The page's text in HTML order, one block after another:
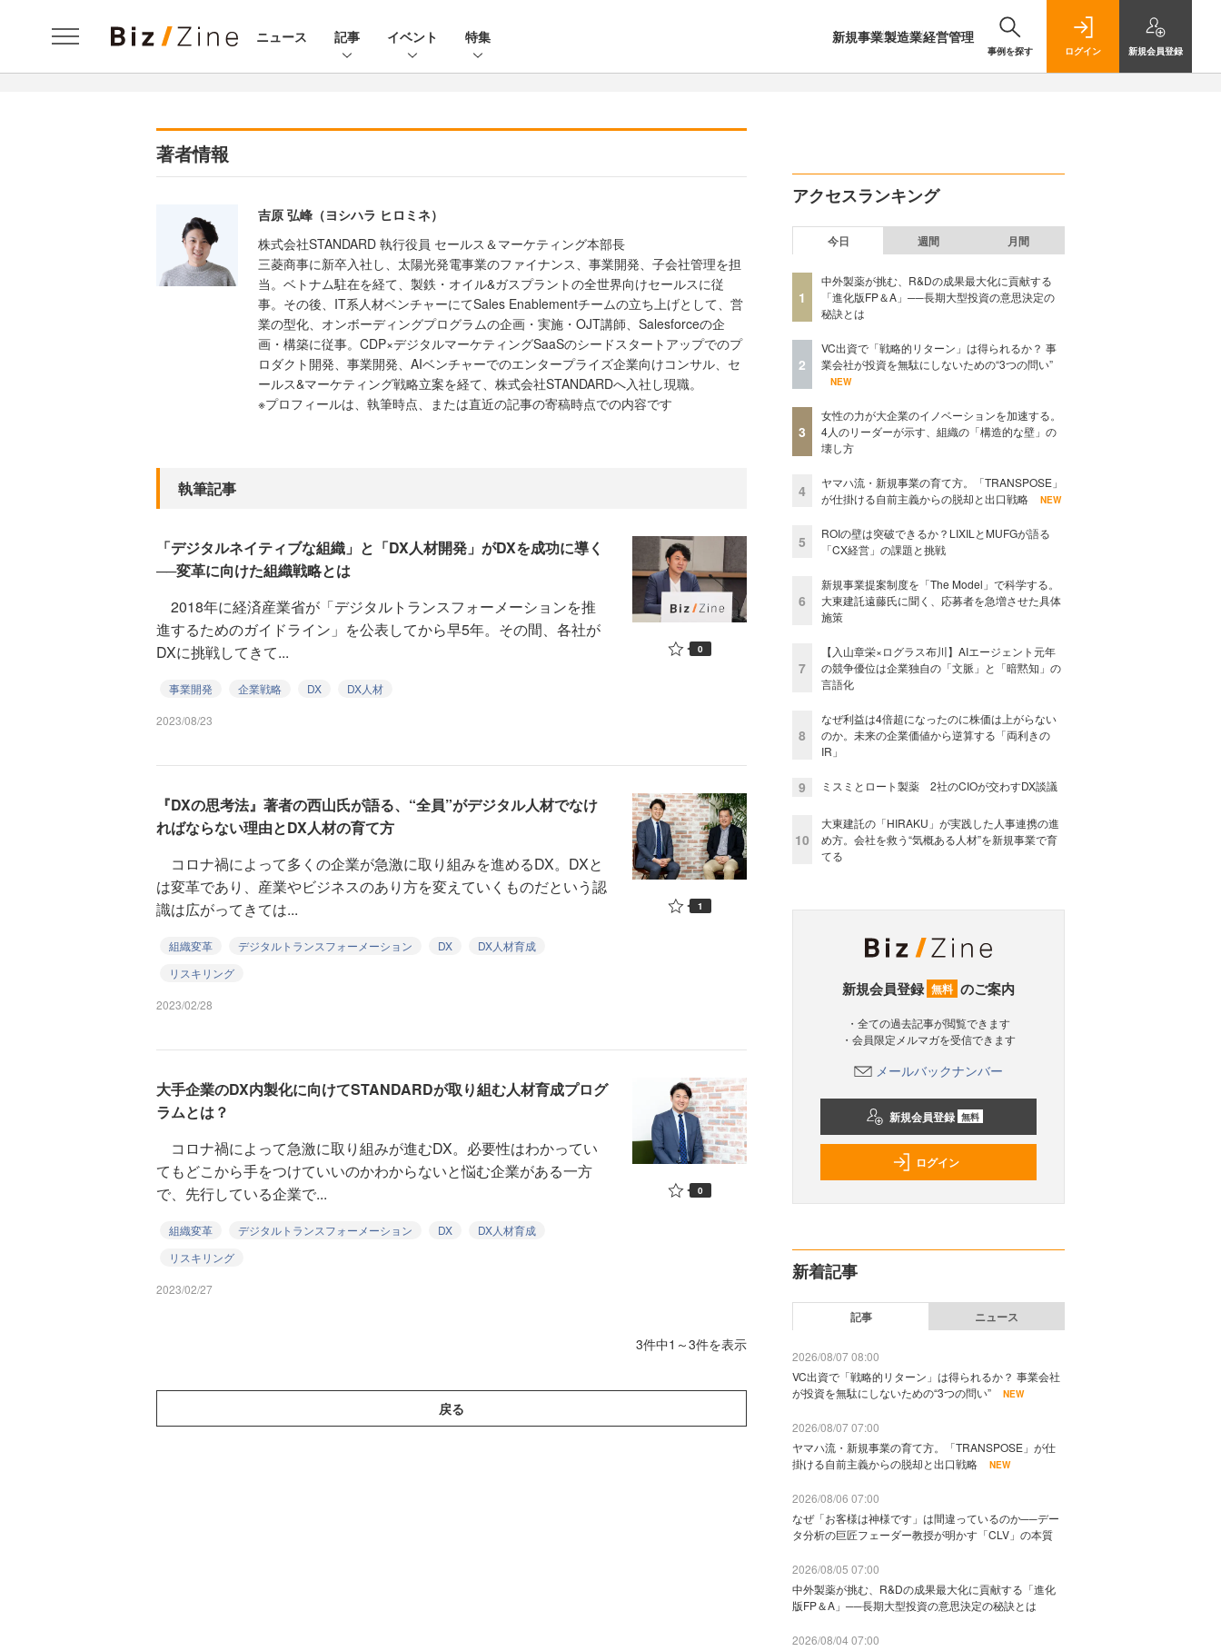
ニュース 記事 イベント 特集 新規事業製造業経営管理
事例を探す ログイン 新規会員登録
著者情報
吉原 弘峰（ヨシハラ ヒロミネ）
株式会社STANDARD 執行役員 セールス＆マーケティング本部長
三菱商事に新卒入社し、太陽光発電事業のファイナンス、事業開発、子会社管理を担
当。ベトナム駐在を経て、製鉄・オイル&ガスプラントの全世界向けセールスに従
事。その後、IT系人材ベンチャーにてSales Enablementチームの立ち上げとして、営
業の型化、オンボーディングプログラムの企画・実施・OJT講師、Salesforceの企
画・構築に従事。CDP×デジタルマーケティングSaaSのシードスタートアップでのプ
ロダクト開発、事業開発、AIベンチャーでのエンタープライズ企業向けコンサル、セ
ールス&マーケティング戦略立案を経て、株式会社STANDARDへ入社し現職。
※プロフィールは、執筆時点、または直近の記事の寄稿時点での内容です
執筆記事
「デジタルネイティブな組織」と「DX人材開発」がDXを成功に導く
──変革に向けた組織戦略とは
2018年に経済産業省が「デジタルトランスフォーメーションを推
進するためのガイドライン」を公表してから早5年。その間、各社が
DXに挑戦してきて...
事業開発 企業戦略 DX DX人材
2023/08/23
0
『DXの思考法』著者の西山氏が語る、“全員”がデジタル人材でなけ
ればならない理由とDX人材の育て方
コロナ禍によって多くの企業が急激に取り組みを進めるDX。DXと
は変革であり、産業やビジネスのあり方を変えていくものだという認
識は広がってきては...
組織変革 デジタルトランスフォーメーション DX
DX人材育成
リスキリング
2023/02/28
1
大手企業のDX内製化に向けてSTANDARDが取り組む人材育成プログ
ラムとは？
コロナ禍によって急激に取り組みが進むDX。必要性はわかってい
てもどこから手をつけていいのかわからないと悩む企業がある一方
で、先行している企業で...
組織変革 デジタルトランスフォーメーション DX
DX人材育成
リスキリング
2023/02/27
0
3件中1～3件を表示
戻る
アクセスランキング
今日 週間 月間
1
中外製薬が挑む、R&Dの成果最大化に貢献する
「進化版FP＆A」──長期大型投資の意思決定の
秘訣とは
2
VC出資で「戦略的リターン」は得られるか？ 事
業会社が投資を無駄にしないための“3つの問い”
NEW
3
女性の力が大企業のイノベーションを加速する。
4人のリーダーが示す、組織の「構造的な壁」の
壊し方
4
ヤマハ流・新規事業の育て方。「TRANSPOSE」
が仕掛ける自前主義からの脱却と出口戦略
NEW
5
ROIの壁は突破できるか？LIXILとMUFGが語る
「CX経営」の課題と挑戦
6
新規事業提案制度を「The Model」で科学する。
大東建託遠藤氏に聞く、応募者を急増させた具体
施策
7
【入山章栄×ログラス布川】AIエージェント元年
の競争優位は企業独自の「文脈」と「暗黙知」の
言語化
8
なぜ利益は4倍超になったのに株価は上がらない
のか。未来の企業価値から逆算する「両利きの
IR」
9 ミスミとロート製薬 2社のCIOが交わすDX談議
10
大東建託の「HIRAKU」が実践した人事連携の進
め方。会社を救う“気概ある人材”を新規事業で育
てる
新規会員登録 無料 のご案内
・全ての過去記事が閲覧できます
・会員限定メルマガを受信できます
メールバックナンバー
新規会員登録 無料
ログイン
新着記事
記事 ニュース
2026/08/07 08:00
VC出資で「戦略的リターン」は得られるか？ 事業会社
が投資を無駄にしないための“3つの問い”
NEW
2026/08/07 07:00
ヤマハ流・新規事業の育て方。「TRANSPOSE」が仕
掛ける自前主義からの脱却と出口戦略
NEW
2026/08/06 07:00
なぜ「お客様は神様です」は間違っているのか──デー
タ分析の巨匠フェーダー教授が明かす「CLV」の本質
2026/08/05 07:00
中外製薬が挑む、R&Dの成果最大化に貢献する「進化
版FP＆A」──長期大型投資の意思決定の秘訣とは
2026/08/04 07:00